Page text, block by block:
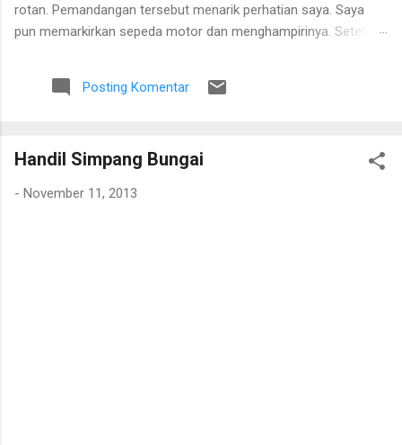
rotan. Pemandangan tersebut menarik perhatian saya. Saya
pun memarkirkan sepeda motor dan menghampirinya. Setelah
proses pengolahan rotan hingga menjadi bahan baku tikar
anyaman. Di tangan masyarakat setempat, rotan berduri yang
ekonomi. Bapak tersebut bercerita bahwa rotan yang sedang
rotan. Tanaman itu diperkirakan telah berusia sekitar sepuluh
Posting Komentar
Handil Simpang Bungai
- November 11, 2013